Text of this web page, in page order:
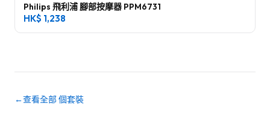
Philips 飛利浦 腳部按摩器 PPM6731
HK$ 1,238
←查看全部 個套裝